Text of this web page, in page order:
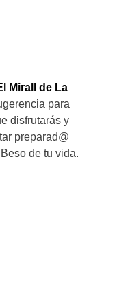
Mirall de La
para
disfrutarás y
preparad@
de tu vida.